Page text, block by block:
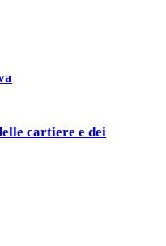
cartiere e dei